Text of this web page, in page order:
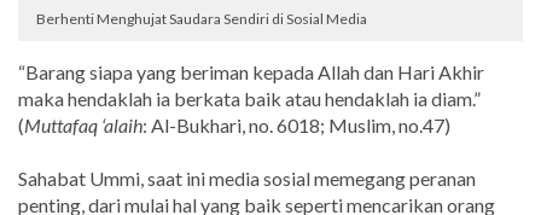
Berhenti Menghujat Saudara Sendiri di Sosial Media
“Barang siapa yang beriman kepada Allah dan Hari Akhir
maka hendaklah ia berkata baik atau hendaklah ia diam.”
(Muttafaq ‘alaih: Al-Bukhari, no. 6018; Muslim, no.47)
Sahabat Ummi, saat ini media sosial memegang peranan
penting, dari mulai hal yang baik seperti mencarikan orang